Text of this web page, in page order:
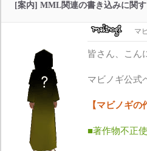
[案内] MML関連の書き込みに関
マ
皆さん、こん
マビノギ公式
【マビノギ
■著作物不正